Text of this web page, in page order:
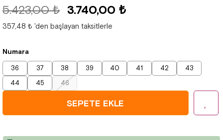
5.423,00 ₺ 3.740,00 ₺
357,48 ₺ 'den başlayan taksitlerle
Numara
36 37 38 39 40 41 42
43
44
45 46